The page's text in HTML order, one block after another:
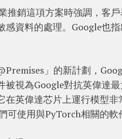
推銷這項方案時強調，客
感資料的處理。Google也
」的新計劃，
被視為Google對抗英偉達
在英偉達芯片上運行模型
可使用與PyTorch相關的軟